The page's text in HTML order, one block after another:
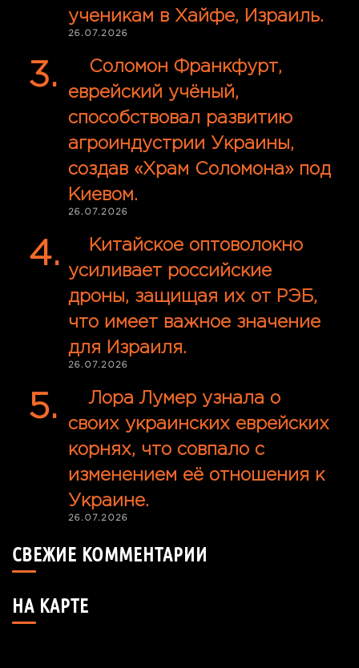
ученикам в Хайфе, Израиль.
26.07.2026
Соломон Франкфурт,
еврейский учёный,
способствовал развитию
агроиндустрии Украины,
создав «Храм Соломона» под
Киевом.
26.07.2026
Китайское оптоволокно
усиливает российские
дроны, защищая их от РЭБ,
что имеет важное значение
для Израиля.
26.07.2026
Лора Лумер узнала о
своих украинских еврейских
корнях, что совпало с
изменением её отношения к
Украине.
26.07.2026
СВЕЖИЕ КОММЕНТАРИИ
НА КАРТЕ